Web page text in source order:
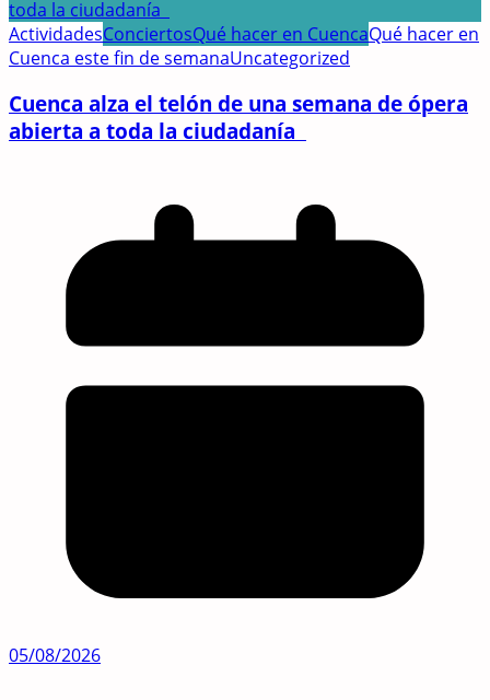
ActividadesConciertosQué hacer en CuencaQué hacer en
Cuenca este fin de semanaUncategorized
Cuenca alza el telón de una semana de ópera
abierta a toda la ciudadanía
05/08/2026